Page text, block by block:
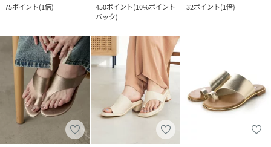
75ポイント(1倍)
450ポイント(10%ポイント
バック)
32ポイント(1倍)